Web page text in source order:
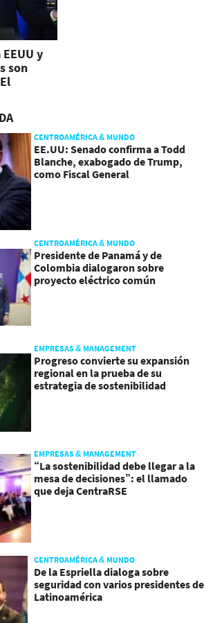
y
son
CENTROAMÉRICA & MUNDO
EE.UU: Senado confirma a Todd
Blanche, exabogado de Trump,
como Fiscal General
CENTROAMÉRICA & MUNDO
Presidente de Panamá y de
Colombia dialogaron sobre
proyecto eléctrico común
EMPRESAS & MANAGEMENT
Progreso convierte su expansión
regional en la prueba de su
estrategia de sostenibilidad
EMPRESAS & MANAGEMENT
“La sostenibilidad debe llegar a la
mesa de decisiones”: el llamado
que deja CentraRSE
CENTROAMÉRICA & MUNDO
De la Espriella dialoga sobre
seguridad con varios presidentes de
Latinoamérica